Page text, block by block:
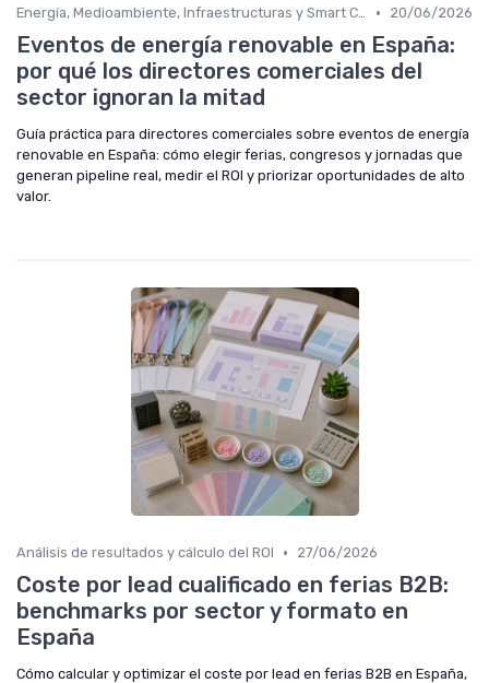
Energía, Medioambiente, Infraestructuras y Smart Cities • 20/06/2026
Eventos de energía renovable en España:
por qué los directores comerciales del
sector ignoran la mitad
Guía práctica para directores comerciales sobre eventos de energía
renovable en España: cómo elegir ferias, congresos y jornadas que
generan pipeline real, medir el ROI y priorizar oportunidades de alto
valor.
Análisis de resultados y cálculo del ROI • 27/06/2026
Coste por lead cualificado en ferias B2B:
benchmarks por sector y formato en
España
Cómo calcular y optimizar el coste por lead en ferias B2B en España,